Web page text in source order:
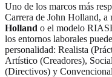
Uno de los marcos más
Carrera de John Holland, a
Holland o el modelo
los entornos laborales
personalidad: Realista
Artístico (Creadores),
(Directivos) y